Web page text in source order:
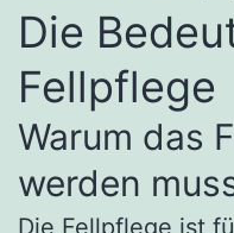
Die
Fellpflege
Warum das
werden
Die Fellpflege ist